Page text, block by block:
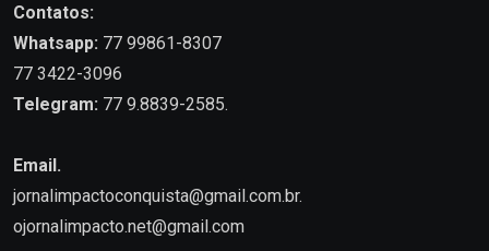
Contatos:
Whatsapp: 77 99861-8307
77 3422-3096
Telegram: 77 9.8839-2585.
Email.
jornalimpactoconquista@gmail.com.br.
ojornalimpacto.net@gmail.com